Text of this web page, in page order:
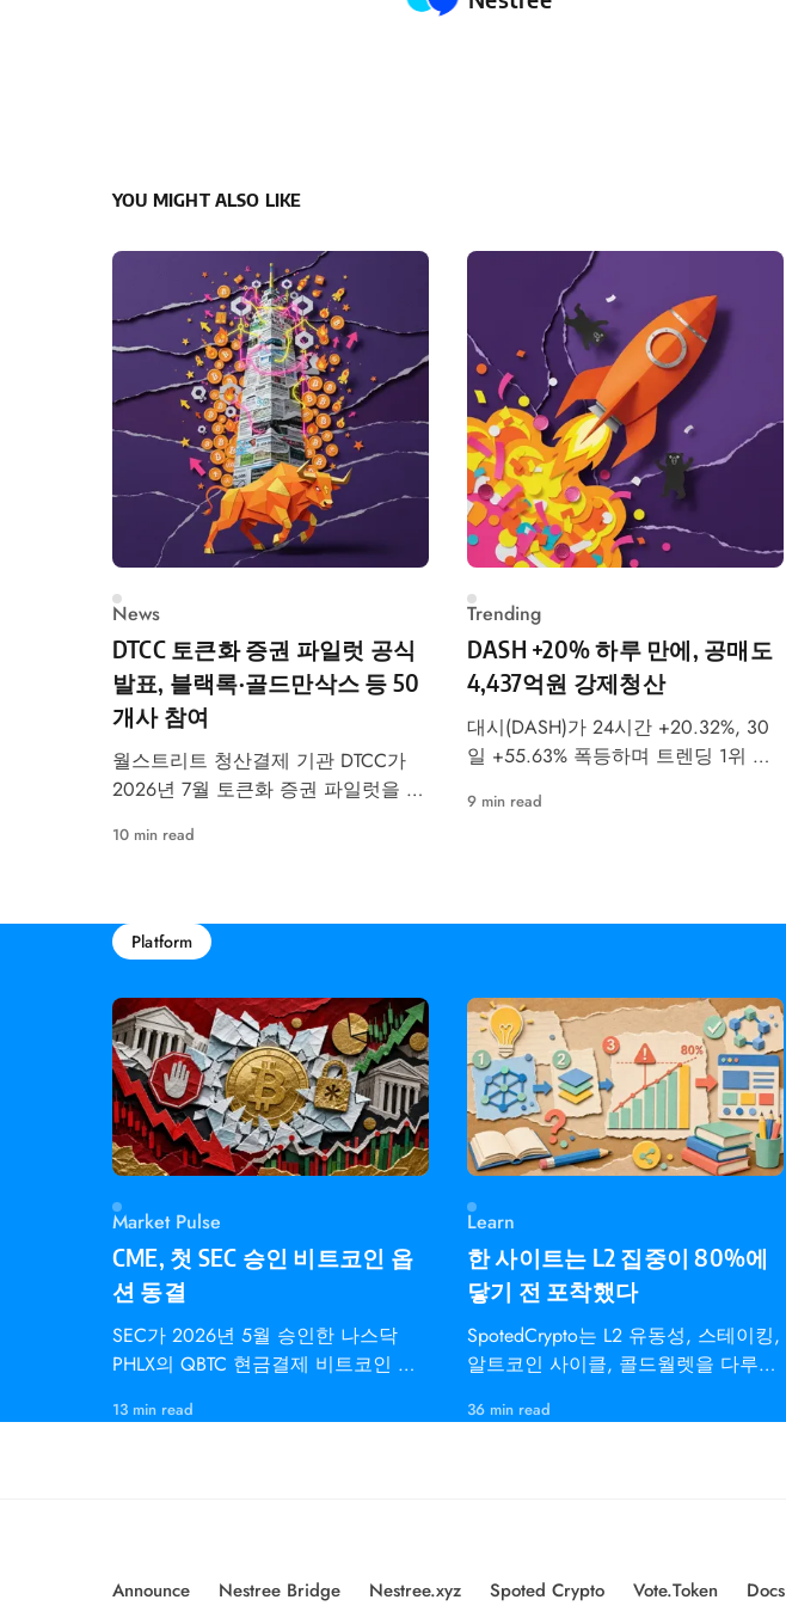
YOU MIGHT ALSO LIKE
News
DTCC 토큰화 증권 파일럿 공식
발표, 블랙록·골드만삭스 등 50
개사 참여
월스트리트 청산결제 기관 DTCC가
2026년 7월 토큰화 증권 파일럿을 공
등 50개사 참여, RWA 시장 구조 변화
10 min read
Trending
DASH +20% 하루 만에, 공매도
4,437억원 강제청산
대시(DASH)가 24시간 +20.32%, 30
일 +55.63% 폭등하며 트렌딩 1위 알
투자자 4,437억원이 강제청산됐습니
9 min read
Platform
Market Pulse
CME, 첫 SEC 승인 비트코인 옵
션 동결
SEC가 2026년 5월 승인한 나스닥
PHLX의 QBTC 현금결제 비트코인 지
13 min read
Learn
한 사이트는 L2 집중이 80%에
닿기 전 포착했다
SpotedCrypto는 L2 유동성, 스테이킹,
알트코인 사이클, 콜드월렛을 다루는
다.
36 min read
Announce Nestree Bridge Nestree.xyz Spoted Crypto Vote.Token Docs